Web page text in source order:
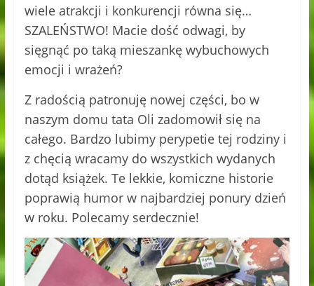
wiele atrakcji i konkurencji równa się…
SZALEŃSTWO! Macie dość odwagi, by
sięgnąć po taką mieszankę wybuchowych
emocji i wrażeń?
Z radością patronuję nowej części, bo w
naszym domu tata Oli zadomowił się na
całego. Bardzo lubimy perypetie tej rodziny i
z chęcią wracamy do wszystkich wydanych
dotąd książek. Te lekkie, komiczne historie
poprawią humor w najbardziej ponury dzień
w roku. Polecamy serdecznie!